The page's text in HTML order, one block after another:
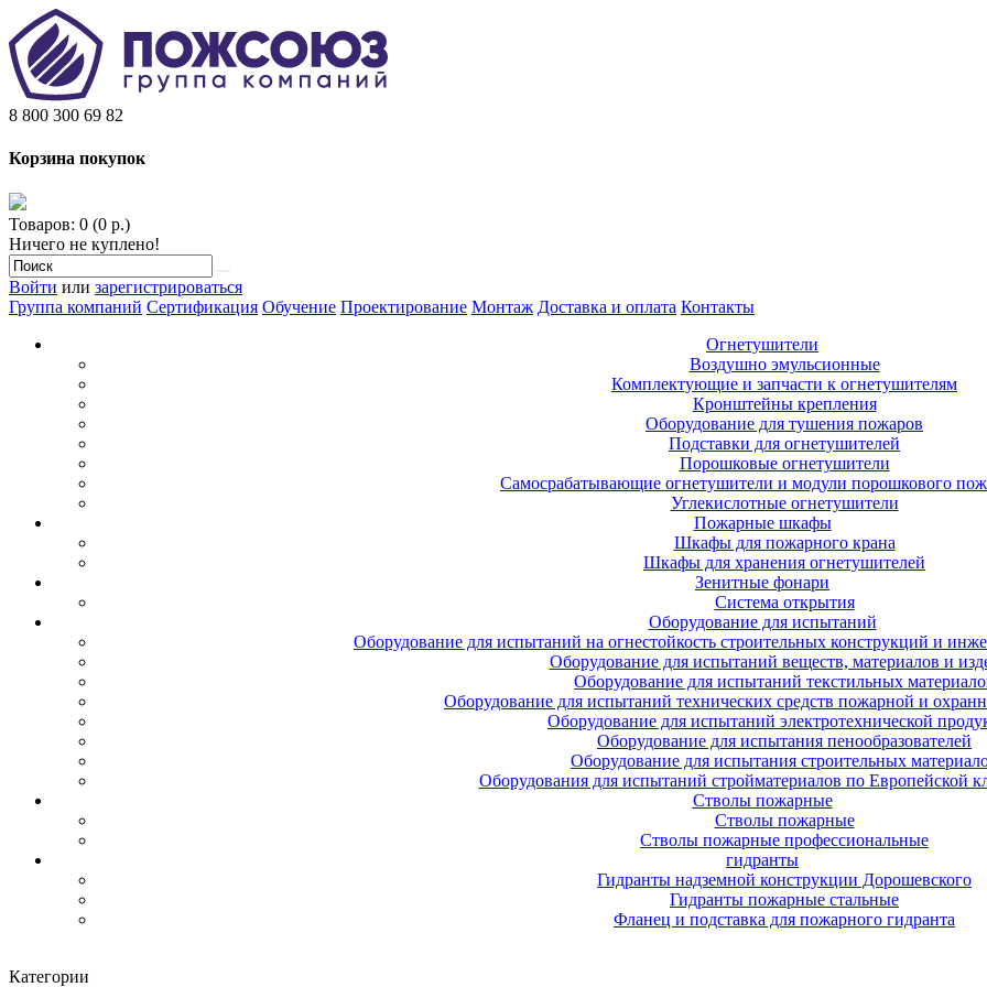
8 800 300 69 82
Корзина покупок
Товаров: 0 (0 р.)
Ничего не куплено!
Войти или зарегистрироваться
Группа компаний Сертификация Обучение Проектирование Монтаж Доставка и оплата Контакты
Огнетушители
Воздушно эмульсионные
Комплектующие и запчасти к огнетушителям
Кронштейны крепления
Оборудование для тушения пожаров
Подставки для огнетушителей
Порошковые огнетушители
Самосрабатывающие огнетушители и модули порошкового
Углекислотные огнетушители
Пожарные шкафы
Шкафы для пожарного крана
Шкафы для хранения огнетушителей
Зенитные фонари
Система открытия
Оборудование для испытаний
Оборудование для испытаний на огнестойкость строительных конструкций и
Оборудование для испытаний веществ, материалов и
Оборудование для испытаний текстильных
Оборудование для испытаний технических средств пожарной и
Оборудование для испытаний электротехнической
Оборудование для испытания пенообразователей
Оборудование для испытания строительных
Оборудования для испытаний стройматериалов по Европейской
Стволы пожарные
Стволы пожарные
Стволы пожарные профессиональные
гидранты
Гидранты надземной конструкции Дорошевского
Гидранты пожарные стальные
Фланец и подставка для пожарного гидранта
Категории